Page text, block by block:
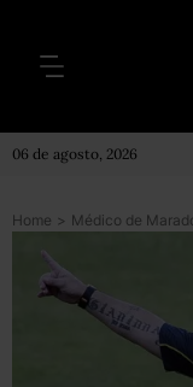
06 de agosto, 2026
Home >